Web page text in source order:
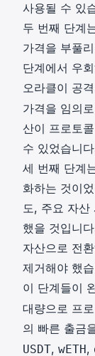
사용될 수 있
두 번째 단계
가격을 부풀
단계에서 우
오라클이 공
가격을 임의
산이 프로토
수 있었습니
세 번째 단계
화하는 것이
도, 주요 자산
했을 것입니
자산으로 전
제거해야 했
이 단계들이
대량으로 프
의 빠른 출금
USDT, wETH,